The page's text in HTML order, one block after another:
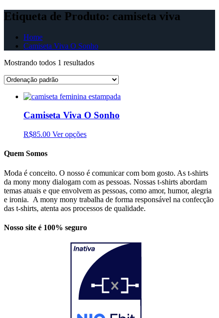
Etiqueta de Produto: camiseta viva
Home
Camiseta Viva O Sonho
Mostrando todos 1 resultados
Camiseta Viva O Sonho
R$85.00 Ver opções
Quem Somos
Moda é conceito. O nosso é comunicar com bom gosto. As t-shirts
da mony mony dialogam com as pessoas. Nossas t-shirts abordam
temas atuais e que envolvem as pessoas, como amor, humor, alegria
e ironia. A mony mony trabalha de forma responsável na confecção
das t-shirts, atenta aos processos de qualidade.
Nosso site é 100% seguro